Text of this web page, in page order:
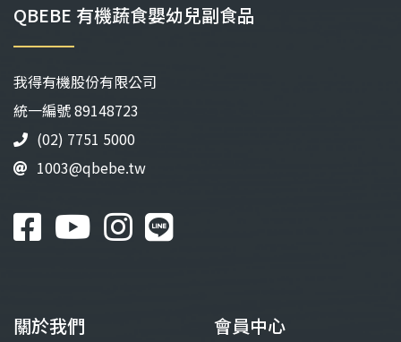
QBEBE 有機蔬食嬰幼兒副食品
我得有機股份有限公司
統⼀編號 89148723
(02) 7751 5000
1003@qbebe.tw
關於我們 會員中心